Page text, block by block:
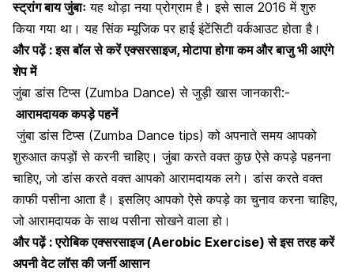
स्ट्रांग बाय जुंबाः यह थोड़ा नया प्रोग्राम है। इसे साल 2016 में शुरु
किया गया था। यह सिंक म्यूजिक पर हाई इंटेंसिटी वर्कआउट होता है।
और पढ़ें :इस बॉल से करें एक्सरसाइज, मोटापा होगा कम और बाजु भी आएंगे
शेप में
जुंबा डांस टिप्स (Zumba Dance) से जुड़ी खास जानकारी:-
आरामदायक कपड़े पहनें
जुंबा डांस टिप्स (Zumba Dance tips) को अपनाते समय आपको
शुरुआत कपड़ों से करनी चाहिए। जुंबा करते वक्त कुछ ऐसे कपड़े पहनना
चाहिए, जो डांस करते वक्त आपको आरामदायक लगे। डांस करते वक्त
काफीपसीना आता है । इसलिए आपको ऐसे कपड़े का चुनाव करना चाहिए,
जो आरामदायक के साथ पसीना सोखने वाला हो।
और पढ़ें :एरोबिक एक्सरसाइज (Aerobic Exercise) से इस तरह करें
अपनी वेट लॉस की जर्नी आसान